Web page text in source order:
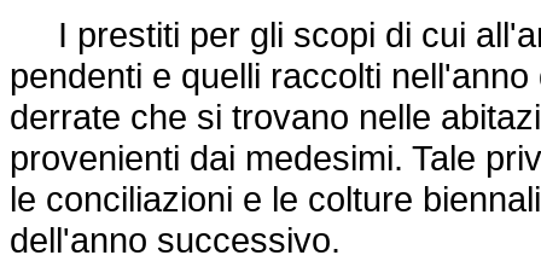
I prestiti per gli scopi di cui
pendenti e quelli raccolti
derrate che si trovano nelle
provenienti dai medesimi. Tale
le conciliazioni e le colture
dell'anno successivo.